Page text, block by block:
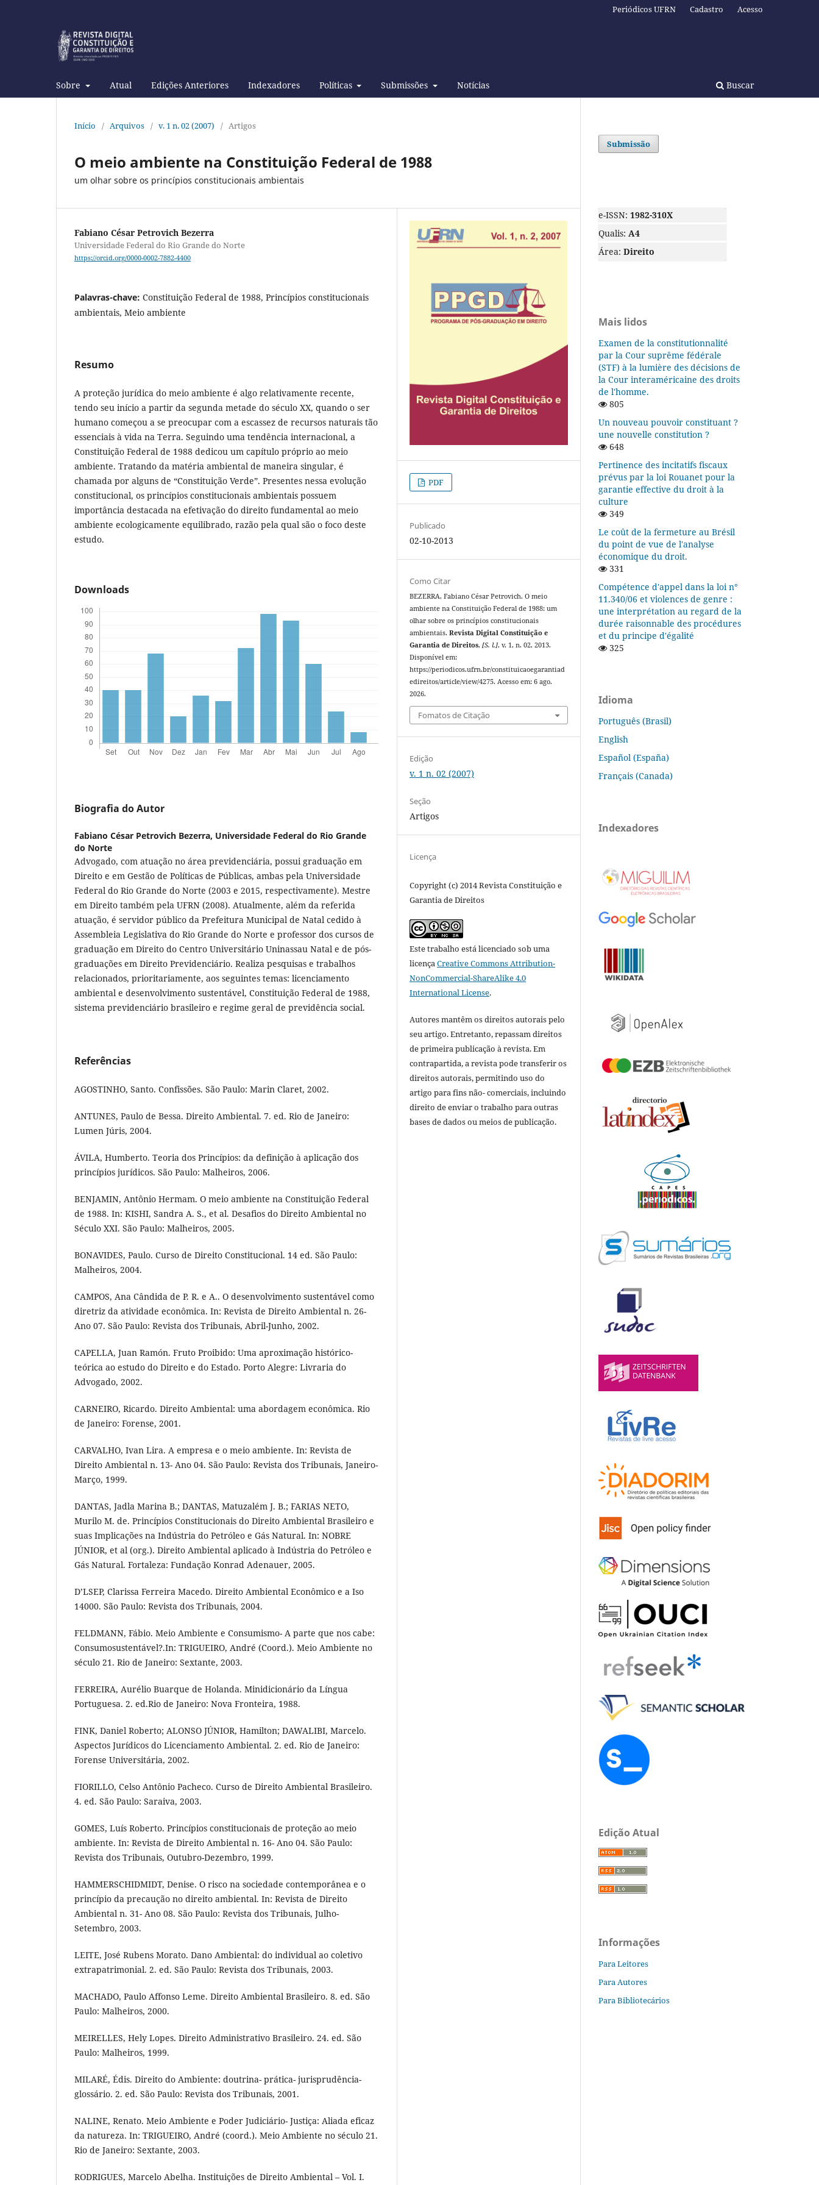
Sobre Atual Edições Anteriores Indexadores Políticas Submissões Notícias Buscar
Periódicos UFRN Cadastro Acesso
Início / Arquivos / v. 1 n. 02 (2007) / Artigos
O meio ambiente na Constituição Federal de 1988
um olhar sobre os princípios constitucionais ambientais
Fabiano César Petrovich Bezerra
Universidade Federal do Rio Grande do Norte
https://orcid.org/0000-0002-7882-4400
Palavras-chave: Constituição Federal de 1988, Princípios constitucionais
ambientais, Meio ambiente
Resumo
A proteção jurídica do meio ambiente é algo relativamente recente,
tendo seu início a partir da segunda metade do século XX, quando o ser
humano começou a se preocupar com a escassez de recursos naturais tão
essenciais à vida na Terra. Seguindo uma tendência internacional, a
Constituição Federal de 1988 dedicou um capítulo próprio ao meio
ambiente. Tratando da matéria ambiental de maneira singular, é
chamada por alguns de “Constituição Verde”. Presentes nessa evolução
constitucional, os princípios constitucionais ambientais possuem
importância destacada na efetivação do direito fundamental ao meio
ambiente ecologicamente equilibrado, razão pela qual são o foco deste
estudo.
Downloads
Biografia do Autor
Fabiano César Petrovich Bezerra, Universidade Federal do Rio Grande
do Norte
Advogado, com atuação no área previdenciária, possui graduação em
Direito e em Gestão de Políticas de Públicas, ambas pela Universidade
Federal do Rio Grande do Norte (2003 e 2015, respectivamente). Mestre
em Direito também pela UFRN (2008). Atualmente, além da referida
atuação, é servidor público da Prefeitura Municipal de Natal cedido à
Assembleia Legislativa do Rio Grande do Norte e professor dos cursos de
graduação em Direito do Centro Universitário Uninassau Natal e de pós-
graduações em Direito Previdenciário. Realiza pesquisas e trabalhos
relacionados, prioritariamente, aos seguintes temas: licenciamento
ambiental e desenvolvimento sustentável, Constituição Federal de 1988,
sistema previdenciário brasileiro e regime geral de previdência social.
Referências
AGOSTINHO, Santo. Confissões. São Paulo: Marin Claret, 2002.
ANTUNES, Paulo de Bessa. Direito Ambiental. 7. ed. Rio de Janeiro:
Lumen Júris, 2004.
ÁVILA, Humberto. Teoria dos Princípios: da definição à aplicação dos
princípios jurídicos. São Paulo: Malheiros, 2006.
BENJAMIN, Antônio Hermam. O meio ambiente na Constituição Federal
de 1988. In: KISHI, Sandra A. S., et al. Desafios do Direito Ambiental no
Século XXI. São Paulo: Malheiros, 2005.
BONAVIDES, Paulo. Curso de Direito Constitucional. 14 ed. São Paulo:
Malheiros, 2004.
CAMPOS, Ana Cândida de P. R. e A.. O desenvolvimento sustentável como
diretriz da atividade econômica. In: Revista de Direito Ambiental n. 26-
Ano 07. São Paulo: Revista dos Tribunais, Abril-Junho, 2002.
CAPELLA, Juan Ramón. Fruto Proibido: Uma aproximação histórico-
teórica ao estudo do Direito e do Estado. Porto Alegre: Livraria do
Advogado, 2002.
CARNEIRO, Ricardo. Direito Ambiental: uma abordagem econômica. Rio
de Janeiro: Forense, 2001.
CARVALHO, Ivan Lira. A empresa e o meio ambiente. In: Revista de
Direito Ambiental n. 13- Ano 04. São Paulo: Revista dos Tribunais, Janeiro-
Março, 1999.
DANTAS, Jadla Marina B.; DANTAS, Matuzalém J. B.; FARIAS NETO,
Murilo M. de. Princípios Constitucionais do Direito Ambiental Brasileiro e
suas Implicações na Indústria do Petróleo e Gás Natural. In: NOBRE
JÚNIOR, et al (org.). Direito Ambiental aplicado à Indústria do Petróleo e
Gás Natural. Fortaleza: Fundação Konrad Adenauer, 2005.
D’LSEP, Clarissa Ferreira Macedo. Direito Ambiental Econômico e a Iso
14000. São Paulo: Revista dos Tribunais, 2004.
FELDMANN, Fábio. Meio Ambiente e Consumismo- A parte que nos cabe:
Consumosustentável?.In: TRIGUEIRO, André (Coord.). Meio Ambiente no
século 21. Rio de Janeiro: Sextante, 2003.
FERREIRA, Aurélio Buarque de Holanda. Minidicionário da Língua
Portuguesa. 2. ed.Rio de Janeiro: Nova Fronteira, 1988.
FINK, Daniel Roberto; ALONSO JÚNIOR, Hamilton; DAWALIBI, Marcelo.
Aspectos Jurídicos do Licenciamento Ambiental. 2. ed. Rio de Janeiro:
Forense Universitária, 2002.
FIORILLO, Celso Antônio Pacheco. Curso de Direito Ambiental Brasileiro.
4. ed. São Paulo: Saraiva, 2003.
GOMES, Luís Roberto. Princípios constitucionais de proteção ao meio
ambiente. In: Revista de Direito Ambiental n. 16- Ano 04. São Paulo:
Revista dos Tribunais, Outubro-Dezembro, 1999.
HAMMERSCHIDMIDT, Denise. O risco na sociedade contemporânea e o
princípio da precaução no direito ambiental. In: Revista de Direito
Ambiental n. 31- Ano 08. São Paulo: Revista dos Tribunais, Julho-
Setembro, 2003.
LEITE, José Rubens Morato. Dano Ambiental: do individual ao coletivo
extrapatrimonial. 2. ed. São Paulo: Revista dos Tribunais, 2003.
MACHADO, Paulo Affonso Leme. Direito Ambiental Brasileiro. 8. ed. São
Paulo: Malheiros, 2000.
MEIRELLES, Hely Lopes. Direito Administrativo Brasileiro. 24. ed. São
Paulo: Malheiros, 1999.
MILARÉ, Édis. Direito do Ambiente: doutrina- prática- jurisprudência-
glossário. 2. ed. São Paulo: Revista dos Tribunais, 2001.
NALINE, Renato. Meio Ambiente e Poder Judiciário- Justiça: Aliada eficaz
da natureza. In: TRIGUEIRO, André (coord.). Meio Ambiente no século 21.
Rio de Janeiro: Sextante, 2003.
RODRIGUES, Marcelo Abelha. Instituições de Direito Ambiental – Vol. I.
PDF
Publicado
02-10-2013
Como Citar
BEZERRA, Fabiano César Petrovich. O meio
ambiente na Constituição Federal de 1988: um
olhar sobre os princípios constitucionais
ambientais.Revista Digital Constituição e
Garantia de Direitos,[S. l.], v. 1, n. 02, 2013.
Disponível em:
https://periodicos.ufrn.br/constituicaoegarantiad
edireitos/article/view/4275. Acesso em: 6 ago.
2026.
Fomatos de Citação
Edição
v. 1 n. 02 (2007)
Seção
Artigos
Licença
Copyright (c) 2014 Revista Constituição e
Garantia de Direitos
Este trabalho está licenciado sob uma
licençaCreative Commons Attribution-
NonCommercial-ShareAlike 4.0
International License.
Autores mantêm os direitos autorais pelo
seu artigo. Entretanto, repassam direitos
de primeira publicação à revista. Em
contrapartida, a revista pode transferir os
direitos autorais, permitindo uso do
artigo para fins não- comerciais, incluindo
direito de enviar o trabalho para outras
bases de dados ou meios de publicação.
Submissão
e-ISSN: 1982-310X
Qualis: A4
Área: Direito
Mais lidos
Examen de la constitutionnalité
par la Cour suprême fédérale
(STF) à la lumière des décisions de
la Cour interaméricaine des droits
de l'homme.
805
Un nouveau pouvoir constituant ?
une nouvelle constitution ?
648
Pertinence des incitatifs fiscaux
prévus par la loi Rouanet pour la
garantie effective du droit à la
culture
349
Le coût de la fermeture au Brésil
du point de vue de l'analyse
économique du droit.
331
Compétence d'appel dans la loi n°
11.340/06 et violences de genre :
une interprétation au regard de la
durée raisonnable des procédures
et du principe d'égalité
325
Idioma
Português (Brasil)
English
Español (España)
Français (Canada)
Indexadores
Edição Atual
Informações
Para Leitores
Para Autores
Para Bibliotecários